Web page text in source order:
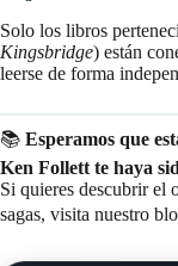
Solo los libros
Kingsbridge) están
leerse de forma
📚 Esperamos que
Ken Follett te haya
Si quieres descubrir el
sagas, visita nuestro